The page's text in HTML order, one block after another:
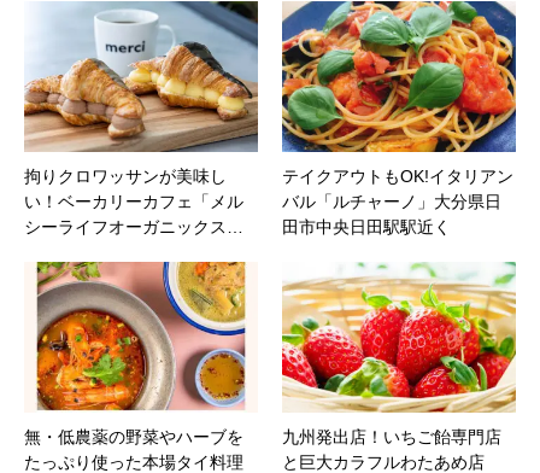
拘りクロワッサンが美味し
い！ベーカリーカフェ「メル
シーライフオーガニックス…
テイクアウトもOK!イタリアン
バル「ルチャーノ」大分県日
田市中央日田駅駅近く
無・低農薬の野菜やハーブを
たっぷり使った本場タイ料理
九州発出店！いちご飴専門店
と巨大カラフルわたあめ店